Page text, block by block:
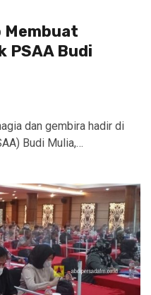
Membuat
PSAA Budi
dan gembira hadir di
Budi Mulia,…